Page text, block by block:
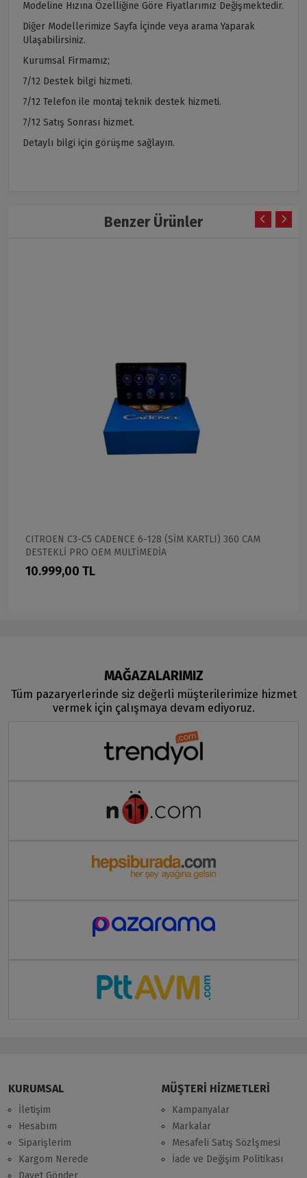
Modeline Hızına Özelliğine Göre Fiyatlarımız Değişmektedir.
Diğer Modellerimize Sayfa İçinde veya arama Yaparak
Ulaşabilirsiniz.
Kurumsal Firmamız;
7/12 Destek bilgi hizmeti.
7/12 Telefon ile montaj teknik destek hizmeti.
7/12 Satış Sonrası hizmet.
Detaylı bilgi için görüşme sağlayın.
Benzer Ürünler
CITROEN C3-C5 CADENCE 6-128 (SİM KARTLI) 360 CAM
DESTEKLİ PRO OEM MULTİMEDİA
10.999,00 TL
MAĞAZALARIMIZ
Tüm pazaryerlerinde siz değerli müşterilerimize hizmet
vermek için çalışmaya devam ediyoruz.
KURUMSAL
İletişim
Hesabım
Siparişlerim
Kargom Nerede
Davet Gönder
MÜŞTERİ HİZMETLERİ
Kampanyalar
Markalar
Mesafeli Satış Sözlşmesi
İade ve Değişim Politikası